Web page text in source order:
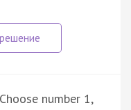
number 1,